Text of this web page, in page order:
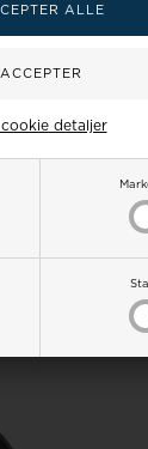
detaljer
Vejl.